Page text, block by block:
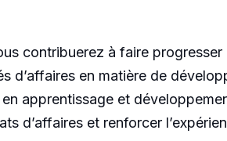
contribuerez à faire progresser
d’affaires en matière de
apprentissage et
d’affaires et renforcer